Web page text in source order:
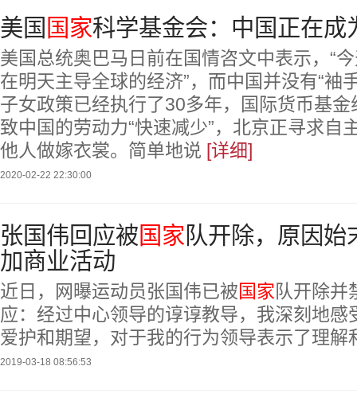
美国 国家科学基金会：中国正在成
美国总统奥巴马日前在国情咨文中表示，“
在明天主导全球的经济”，而中国并没有“袖
子女政策已经执行了30多年，国际货币基
致中国的劳动力“快速减少”，北京正寻求自
他人做嫁衣裳。简单地说 [详细]
2020-02-22 22:30:00
张国伟回应被 国家 队开除，原因
加商业活动
近日，网曝运动员张国伟已被国家队开除并
应：经过中心领导的谆谆教导，我深刻地感
爱护和期望，对于我的行为领导表示了理
2019-03-18 08:56:53